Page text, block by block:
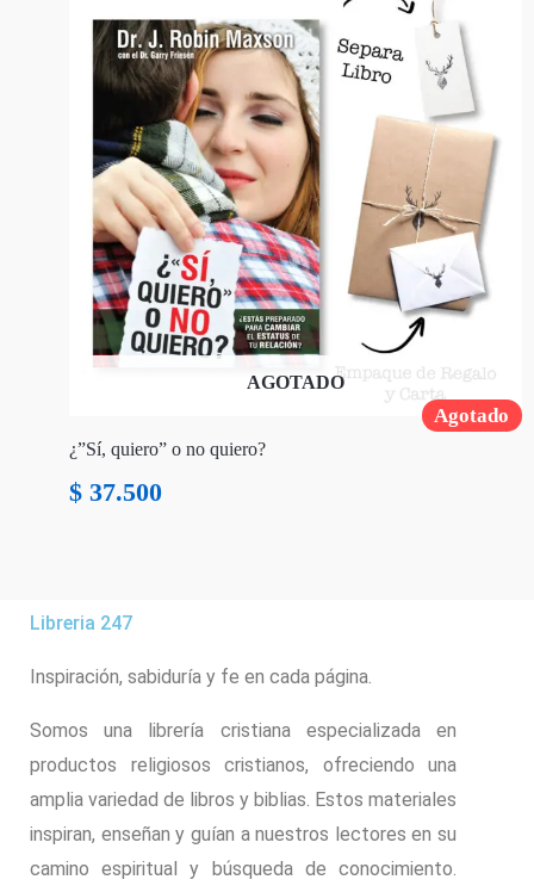
Agotado
AGOTADO
¿”Sí, quiero” o no quiero?
$ 37.500
Libreria 247
Inspiración, sabiduría y fe en cada página.
Somos una librería cristiana especializada en
productos religiosos cristianos, ofreciendo una
amplia variedad de libros y biblias. Estos materiales
inspiran, enseñan y guían a nuestros lectores en su
camino espiritual y búsqueda de conocimiento.